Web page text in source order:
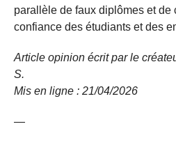
parallèle de faux diplômes et de
confiance des étudiants et des
Article opinion écrit par le
S.
Mis en ligne : 21/04/2026
—